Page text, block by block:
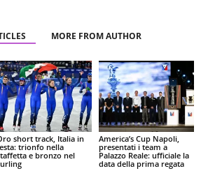
MORE FROM AUTHOR
short track, Italia in
trionfo nella
e bronzo nel
America’s Cup Napoli,
presentati i team a
Palazzo Reale: ufficiale la
data della prima regata